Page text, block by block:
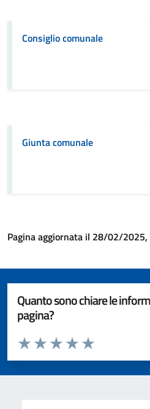
Consiglio comunale
Giunta comunale
Pagina aggiornata il 28/02/
Quanto sono chiare le
pagina?
Valuta da 1 a 5 stelle la pagina
Valuta 5 stelle
Valuta 4 stelle su 5
Valuta 3 stelle su 5
Valuta 2 stelle su 5
Valuta 1 stelle su 5